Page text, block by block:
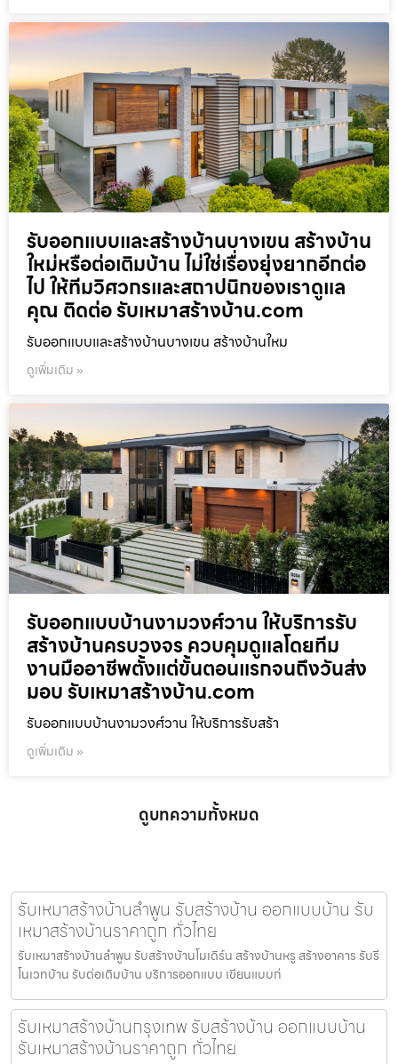
รับออกแบบและสร้างบ้านบางเขน สร้างบ้าน
ใหม่หรือต่อเติมบ้าน ไม่ใช่เรื่องยุ่งยากอีกต่อ
ไป ให้ทีมวิศวกรและสถาปนิกของเราดูแล
คุณ ติดต่อ รับเหมาสร้างบ้าน.com
รับออกแบบและสร้างบ้านบางเขน สร้างบ้านใหม
ดูเพิ่มเติม »
รับออกแบบบ้านงามวงศ์วาน ให้บริการรับ
สร้างบ้านครบวงจร ควบคุมดูแลโดยทีม
งานมืออาชีพตั้งแต่ขั้นตอนแรกจนถึงวันส่ง
มอบ รับเหมาสร้างบ้าน.com
รับออกแบบบ้านงามวงศ์วาน ให้บริการรับสร้า
ดูเพิ่มเติม »
ดูบทความทั้งหมด
รับเหมาสร้างบ้านลำพูน รับสร้างบ้าน ออกแบบบ้าน รับ
เหมาสร้างบ้านราคาถูก ทั่วไทย
รับเหมาสร้างบ้านลำพูน รับสร้างบ้านโมเดิร์น สร้างบ้านหรู สร้างอาคาร รับรี
โนเวทบ้าน รับต่อเติมบ้าน บริการออกแบบ เขียนแบบก่
รับเหมาสร้างบ้านกรุงเทพ รับสร้างบ้าน ออกแบบบ้าน
รับเหมาสร้างบ้านราคาถูก ทั่วไทย